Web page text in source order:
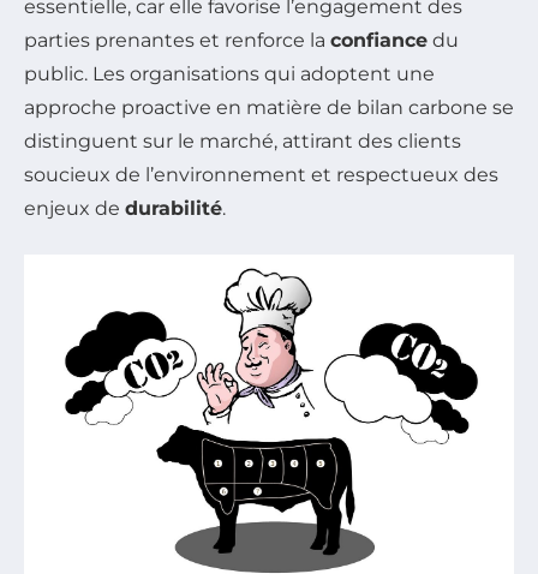
essentielle, car elle favorise l’engagement des
parties prenantes et renforce la confiance du
public. Les organisations qui adoptent une
approche proactive en matière de bilan carbone se
distinguent sur le marché, attirant des clients
soucieux de l’environnement et respectueux des
enjeux de durabilité.